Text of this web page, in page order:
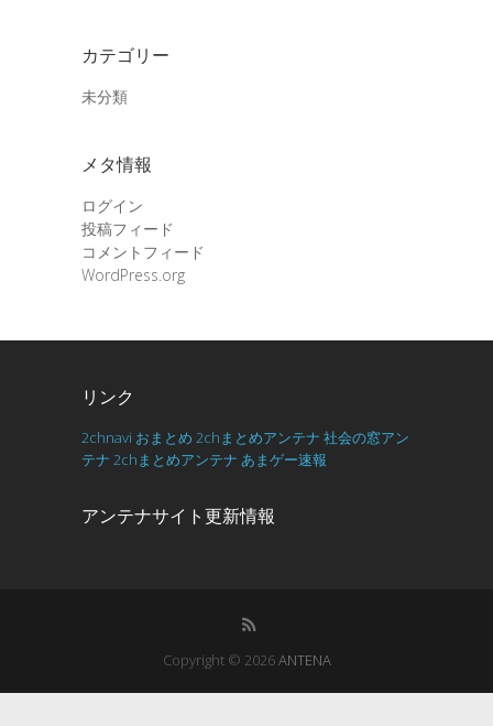
カテゴリー
未分類
メタ情報
ログイン
投稿フィード
コメントフィード
WordPress.org
リンク
2chnavi おまとめ 2chまとめアンテナ 社会の窓アン
テナ 2chまとめアンテナ あまゲー速報
アンテナサイト更新情報
Copyright © 2026ANTENA